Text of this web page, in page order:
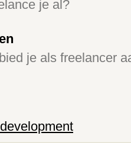
je al?
je als freelancer